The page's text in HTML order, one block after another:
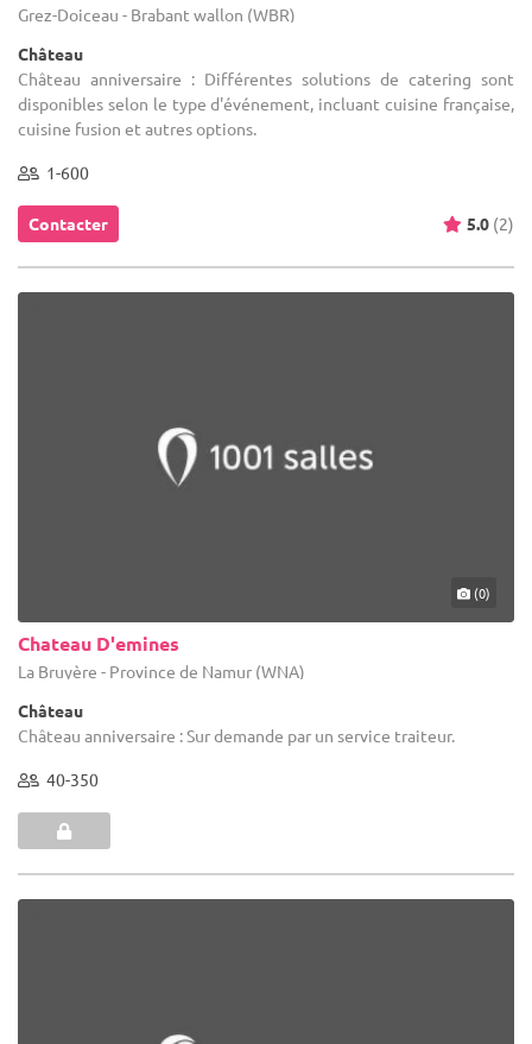
Grez-Doiceau - Brabant wallon (WBR)
Château
Château anniversaire : Différentes solutions de catering sont
disponibles selon le type d'événement, incluant cuisine française,
cuisine fusion et autres options.
1-600
Contacter 5.0 (2)
(0)
Chateau D'emines
La Bruyère - Province de Namur (WNA)
Château
Château anniversaire : Sur demande par un service traiteur.
40-350